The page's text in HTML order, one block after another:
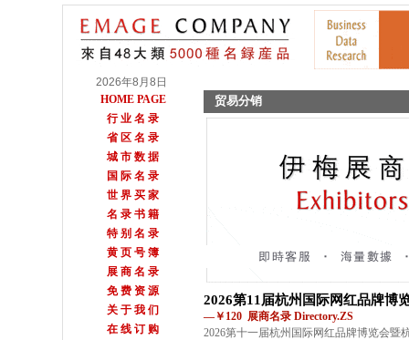
2026年8月8日
HOME PAGE
行 业 名 录
省 区 名 录
城 市 数 据
国 际 名 录
世 界 买 家
名 录 书 籍
特 别 名 录
黄 页 号 簿
展 商 名 录
免 费 资 源
关 于 我 们
在 线 订 购
贸易分销
2026第11届杭州国际网红品牌博
—￥120 展商名录 Directory.ZS
2026第十一届杭州国际网红品牌博览会暨